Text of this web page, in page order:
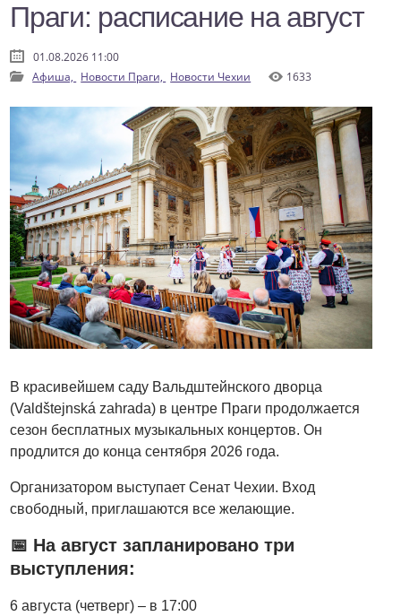
Праги: расписание на август
01.08.2026 11:00
Афиша, Новости Праги, Новости Чехии 1633
В красивейшем саду Вальдштейнского дворца
(Valdštejnská zahrada) в центре Праги продолжается
сезон бесплатных музыкальных концертов. Он
продлится до конца сентября 2026 года.
Организатором выступает Сенат Чехии. Вход
свободный, приглашаются все желающие.
📅 На август запланировано три
выступления:
6 августа (четверг) – в 17:00